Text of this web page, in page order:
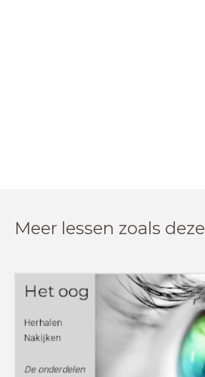
Meer lessen zoals deze